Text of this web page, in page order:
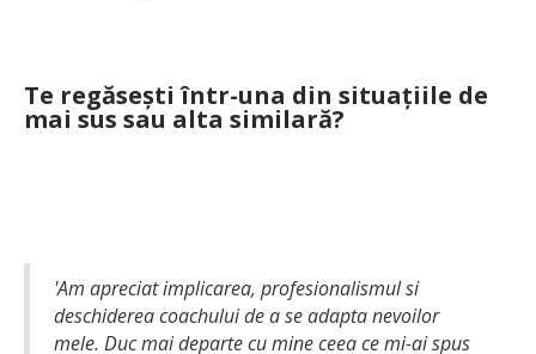
Te regăsești într-una din situațiile de
mai sus sau alta similară?
'Am apreciat implicarea, profesionalismul si
deschiderea coachului de a se adapta nevoilor
mele. Duc mai departe cu mine ceea ce mi-ai spus